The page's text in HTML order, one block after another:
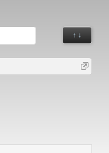
↑ ↓